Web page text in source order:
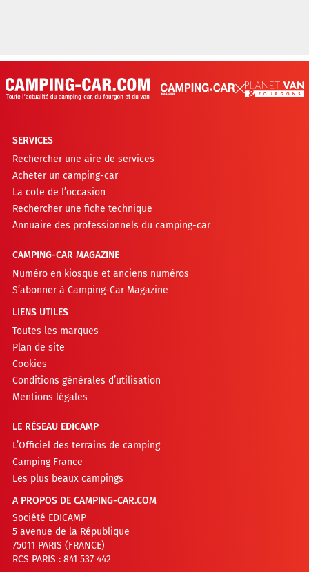
SERVICES
Rechercher une aire de services
Acheter un camping-car
La cote de l’occasion
Rechercher une fiche technique
Annuaire des professionnels du camping-car
CAMPING-CAR MAGAZINE
Numéro en kiosque et anciens numéros
S’abonner à Camping-Car Magazine
LIENS UTILES
Toutes les marques
Plan de site
Cookies
Conditions générales d’utilisation
Mentions légales
LE RÉSEAU EDICAMP
L’Officiel des terrains de camping
Camping France
Les plus beaux campings
A PROPOS DE CAMPING-CAR.COM
Société EDICAMP
5 avenue de la République
75011 PARIS (FRANCE)
RCS PARIS : 841 537 442